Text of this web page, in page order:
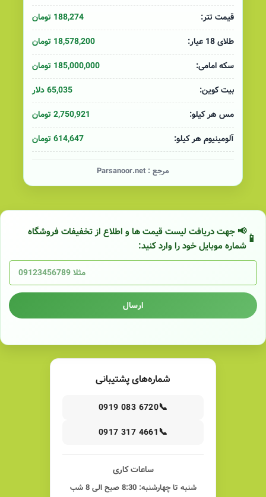
قیمت تتر:
188,274 تومان
طلای 18 عیار:
18,578,200 تومان
سکه امامی:
185,000,000 تومان
بیت کوین:
65,035 دلار
مس هر کیلو:
2,750,921 تومان
آلومینیوم هر کیلو:
614,647 تومان
مرجع : Parsanoor.net
📢 جهت دریافت لیست قیمت ها و اطلاع از تخفیفات فروشگاه
شماره موبایل خود را وارد کنید:
ارسال
شماره‌های پشتیبانی
📞
0919 083 6720
📞
0917 317 4661
ساعات کاری
شنبه تا چهارشنبه: 8:30 صبح الی 8 شب